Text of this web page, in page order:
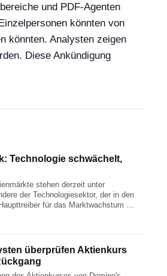
und PDF-Agenten
könnten von
könnten. Analysten zeigen
Diese Ankündigung
Technologie schwächelt,
stehen derzeit unter
der Technologiesektor, der in den
für das Marktwachstum …
überprüfen Aktienkurs